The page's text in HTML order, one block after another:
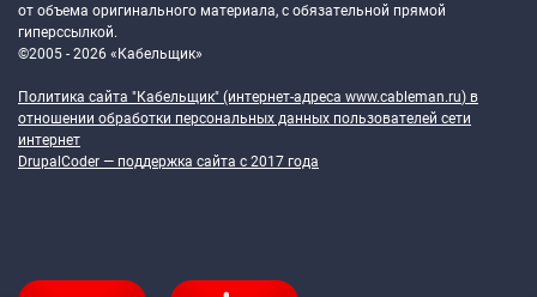
от объема оригинального материала, с обязательной прямой
гиперссылкой.
©2005 - 2026 «Кабельщик»
Политика сайта "Кабельщик" (интернет-адреса www.cableman.ru) в
отношении обработки персональных данных пользователей сети
интернет
DrupalCoder — поддержка сайта c 2017 года